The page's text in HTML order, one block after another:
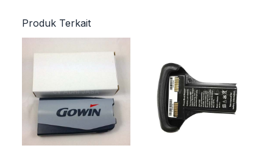
Produk Terkait